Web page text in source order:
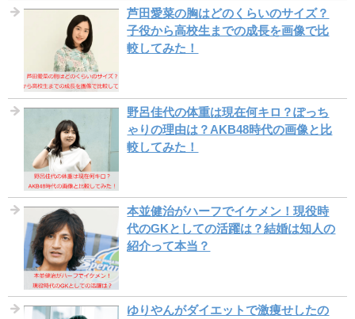
芦田愛菜の胸はどのくらいのサイズ？
子役から高校生までの成長を画像で比
較してみた！
野呂佳代の体重は現在何キロ？ぽっち
ゃりの理由は？AKB48時代の画像と比
較してみた！
本並健治がハーフでイケメン！現役時
代のGKとしての活躍は？結婚は知人の
紹介って本当？
ゆりやんがダイエットで激痩せしたの